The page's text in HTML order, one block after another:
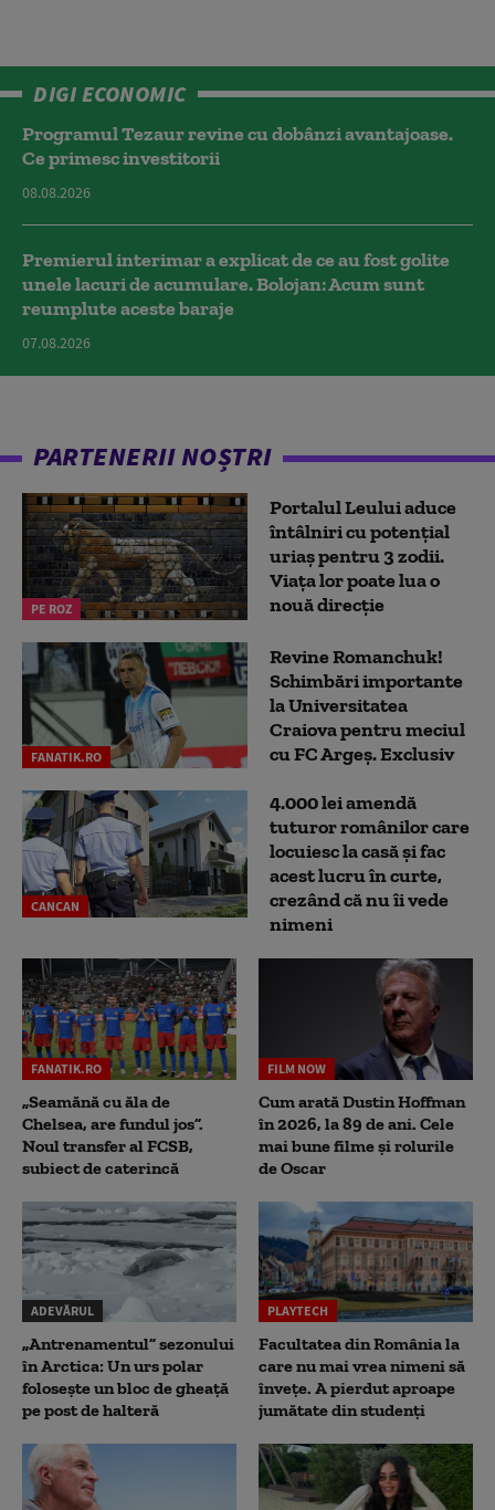
DIGI ECONOMIC
Programul Tezaur revine cu dobânzi avantajoase.
Ce primesc investitorii
08.08.2026
Premierul interimar a explicat de ce au fost golite
unele lacuri de acumulare. Bolojan: Acum sunt
reumplute aceste baraje
07.08.2026
PARTENERII NOȘTRI
PE ROZ
Portalul Leului aduce
întâlniri cu potențial
uriaș pentru 3 zodii.
Viața lor poate lua o
nouă direcție
FANATIK.RO
Revine Romanchuk!
Schimbări importante
la Universitatea
Craiova pentru meciul
cu FC Argeş. Exclusiv
CANCAN
4.000 lei amendă
tuturor românilor care
locuiesc la casă și fac
acest lucru în curte,
crezând că nu îi vede
nimeni
FANATIK.RO
„Seamănă cu ăla de
Chelsea, are fundul jos”.
Noul transfer al FCSB,
subiect de caterincă
FILM NOW
Cum arată Dustin Hoffman
în 2026, la 89 de ani. Cele
mai bune filme și rolurile
de Oscar
ADEVĂRUL
„Antrenamentul” sezonului
în Arctica: Un urs polar
folosește un bloc de gheață
pe post de halteră
PLAYTECH
Facultatea din România la
care nu mai vrea nimeni să
înveţe. A pierdut aproape
jumătate din studenţi